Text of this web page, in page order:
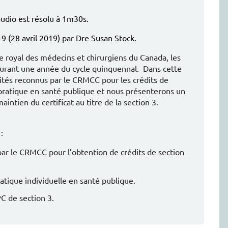
est résolu à 1m30s.
(28 avril 2019) par Dre Susan Stock.
des médecins et chirurgiens du Canada, les
une année du cycle quinquennal. Dans cette
reconnus par le CRMCC pour les crédits de
en santé publique et nous présenterons un
du certificat au titre de la section 3.
le CRMCC pour l’obtention de crédits de section
individuelle en santé publique.
de section 3.